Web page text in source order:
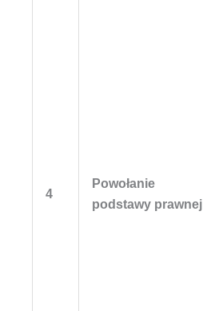
4
Powołanie
podstawy prawnej